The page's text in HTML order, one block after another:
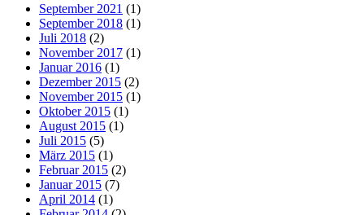
September 2021 (1)
September 2018 (1)
Juli 2018 (2)
November 2017 (1)
Januar 2016 (1)
Dezember 2015 (2)
November 2015 (1)
Oktober 2015 (1)
August 2015 (1)
Juli 2015 (5)
März 2015 (1)
Februar 2015 (2)
Januar 2015 (7)
April 2014 (1)